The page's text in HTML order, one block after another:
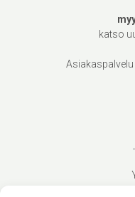
katso
Asiakaspalvelu